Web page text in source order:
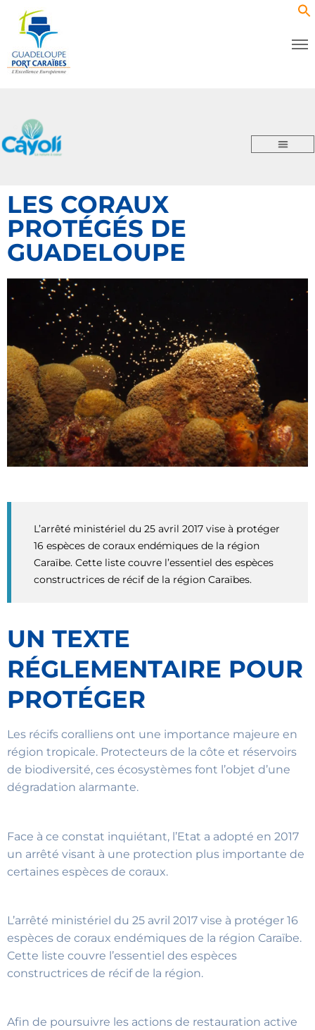
LES CORAUX
PROTÉGÉS DE
GUADELOUPE
L’arrêté ministériel du 25 avril 2017 vise à protéger
16 espèces de coraux endémiques de la région
Caraïbe. Cette liste couvre l’essentiel des espèces
constructrices de récif de la région Caraïbes.
UN TEXTE
RÉGLEMENTAIRE POUR
PROTÉGER
Les récifs coralliens ont une importance majeure en
région tropicale. Protecteurs de la côte et réservoirs
de biodiversité, ces écosystèmes font l’objet d’une
dégradation alarmante.
Face à ce constat inquiétant, l’Etat a adopté en 2017
un arrêté visant à une protection plus importante de
certaines espèces de coraux.
L’arrêté ministériel du 25 avril 2017 vise à protéger 16
espèces de coraux endémiques de la région Caraïbe.
Cette liste couvre l’essentiel des espèces
constructrices de récif de la région.
Afin de poursuivre les actions de restauration active